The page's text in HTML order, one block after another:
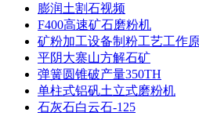
膨润土割石视频
F400高速矿石磨粉机
矿粉加工设备制粉工艺工作
平阴大寨山方解石矿
弹簧圆锥破产量350TH
单柱式铝矾土立式磨粉机
石灰石白云石-125